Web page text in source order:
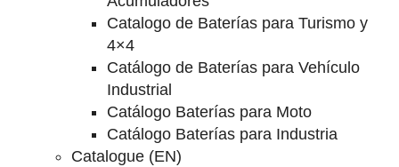
Catalogo de Baterías para Turismo y
4×4
Catálogo de Baterías para Vehículo
Industrial
Catálogo Baterías para Moto
Catálogo Baterías para Industria
Catalogue (EN)